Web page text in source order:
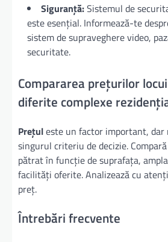
Siguranță:Sistemul de
este esențial. Informează-te
sistem de supraveghere video,
securitate.
Compararea prețurilor
diferite complexe
Prețuleste un factor important,
singurul criteriu de decizie.
pătrat în funcție de suprafața,
facilități oferite. Analizează cu
preț.
Întrebări frecvente